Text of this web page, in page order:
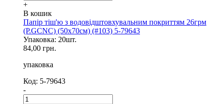
+
В кошик
Папір тіш'ю з водовідштовхувальним покриттям 26грм
(P.GCNC) (50x70см) (#103) 5-79643
Упаковка: 20шт.
84,00 грн.
упаковка
Код: 5-79643
-